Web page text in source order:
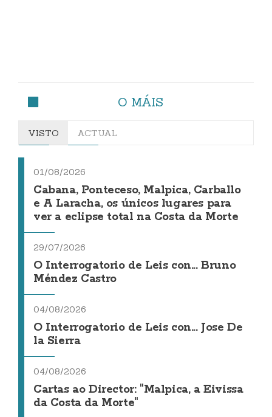
O MÁIS
VISTO ACTUAL
01/08/2026
Cabana, Ponteceso, Malpica, Carballo
e A Laracha, os únicos lugares para
ver a eclipse total na Costa da Morte
29/07/2026
O Interrogatorio de Leis con... Bruno
Méndez Castro
04/08/2026
O Interrogatorio de Leis con... Jose De
la Sierra
04/08/2026
Cartas ao Director: "Malpica, a Eivissa
da Costa da Morte"